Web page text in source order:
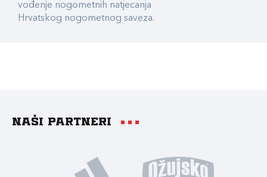
vođenje nogometnih natjecanja
Hrvatskog nogometnog saveza.
Naši partneri